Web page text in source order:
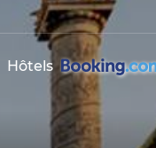
Hôtels